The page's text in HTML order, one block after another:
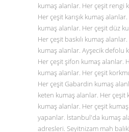
kumaş alanlar. Her çeşit rengi
Her çeşit karışık kumaş
kumaş alanlar. Her çeşit düz
Her çeşit baskılı kumaş
kumaş alanlar. Ayşecik defolu
Her çeşit şifon kumaş alanlar.
kumaş alanlar. Her çeşit
Her çeşit Gabardin kumaş
keten kumaş alanlar. Her çeşit
kumaş alanlar. Her çeşit kumaş
yapanlar. İstanbul'da kumaş
adresleri. Seyitnizam mah